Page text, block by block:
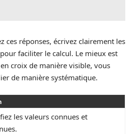
ces réponses, écrivez clairement les
faciliter le calcul. Le mieux est
croix de manière visible, vous
de manière systématique.
les valeurs connues et